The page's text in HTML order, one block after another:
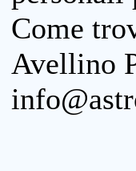
Come
Avellino